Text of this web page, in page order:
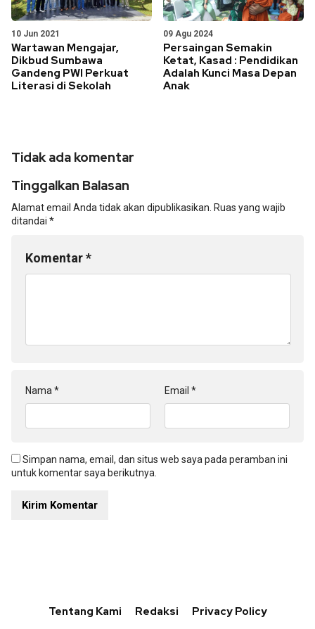
10 Jun 2021
Wartawan Mengajar,
Dikbud Sumbawa
Gandeng PWI Perkuat
Literasi di Sekolah
09 Agu 2024
Persaingan Semakin
Ketat, Kasad : Pendidikan
Adalah Kunci Masa Depan
Anak
Tidak ada komentar
Tinggalkan Balasan
Alamat email Anda tidak akan dipublikasikan. Ruas yang wajib
ditandai *
Komentar*
Nama * Email *
Simpan nama, email, dan situs web saya pada peramban ini
untuk komentar saya berikutnya.
Tentang Kami Redaksi Privacy Policy